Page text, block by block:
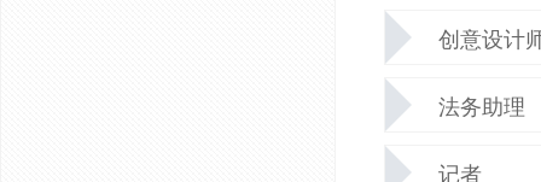
创意设计
法务助理
记者